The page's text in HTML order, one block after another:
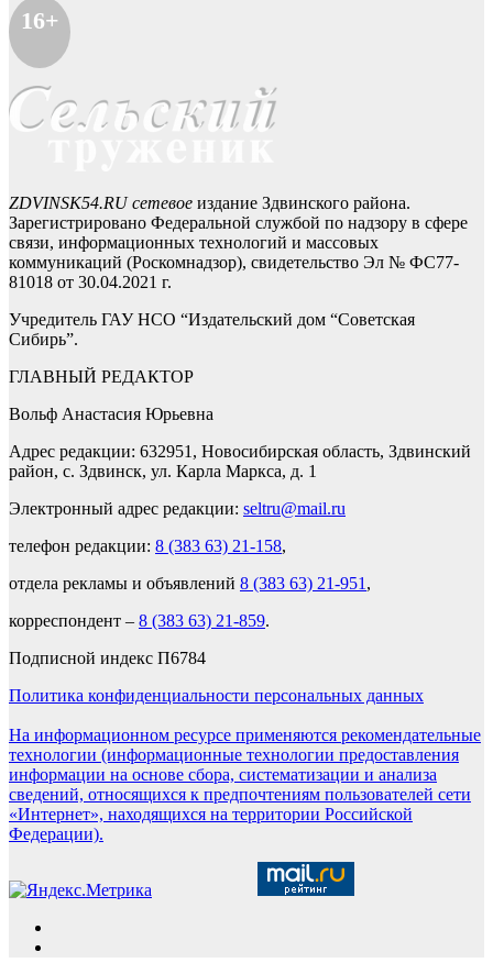
16+
ZDVINSK54.RU сетевое издание Здвинского района.
Зарегистрировано Федеральной службой по надзору в сфере
связи, информационных технологий и массовых
коммуникаций (Роскомнадзор), свидетельство Эл № ФС77-
81018 от 30.04.2021 г.
Учредитель ГАУ НСО “Издательский дом “Советская
Сибирь”.
ГЛАВНЫЙ РЕДАКТОР
Вольф Анастасия Юрьевна
Адрес редакции: 632951, Новосибирская область, Здвинский
район, с. Здвинск, ул. Карла Маркса, д. 1
Электронный адрес редакции: seltru@mail.ru
телефон редакции: 8 (383 63) 21-158,
отдела рекламы и объявлений 8 (383 63) 21-951 ,
корреспондент – 8 (383 63) 21-859.
Подписной индекс П6784
Политика конфиденциальности персональных данных
На информационном ресурсе применяются рекомендательные
технологии (информационные технологии предоставления
информации на основе сбора, систематизации и анализа
сведений, относящихся к предпочтениям пользователей сети
«Интернет», находящихся на территории Российской
Федерации).